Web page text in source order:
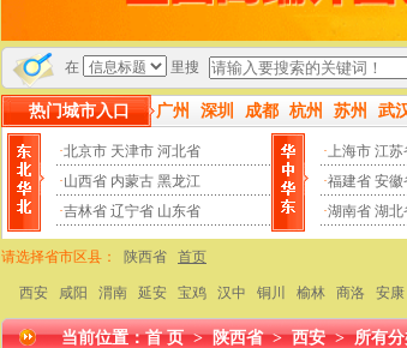
在 里搜
本站为小姐威客官网，帖子数量用户数量更新
热门城市入口 广州 深圳 成都 杭州 苏州 武
·北京市 天津市 河北省
·山西省 内蒙古 黑龙江
·吉林省 辽宁省 山东省
·上海市 江苏
·福建省 安徽
·湖南省 湖北
请选择省市区县： 陕西省 首页
西安 咸阳 渭南 延安 宝鸡 汉中 铜川 榆林 商洛 安康
当前位置：首 页>陕西省>西安>所有